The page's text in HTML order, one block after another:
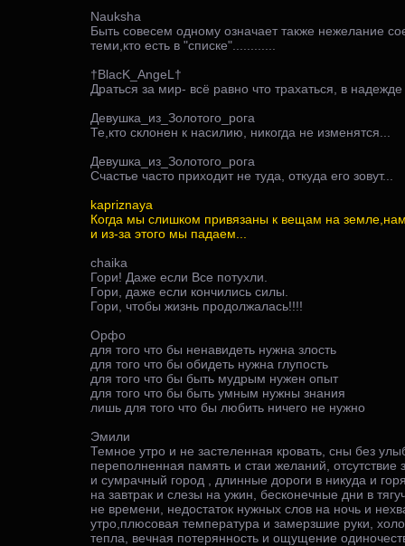
Nauksha
Быть совесем одному означает также нежелание
теми,кто есть в "списке"............
†BlacK_AngeL†
Драться за мир- всё равно что трахаться, в
Девушка_из_Золотого_рога
Те,кто склонен к насилию, никогда не изменятся...
Девушка_из_Золотого_рога
Счастье часто приходит не туда, откуда его зовут...
kapriznaya
Когда мы слишком привязаны к вещам на
и из-за этого мы падаем...
chaika
Гори! Даже если Все потухли.
Гори, даже если кончились силы.
Гори, чтобы жизнь продолжалась!!!!
Орфо
для того что бы ненавидеть нужна злость
для того что бы обидеть нужна глупость
для того что бы быть мудрым нужен опыт
для того что бы быть умным нужны знания
лишь для того что бы любить ничего не нужно
Эмили
Темное утро и не застеленная кровать, сны без
переполненная память и стаи желаний, отсутствие
и сумрачный город , длинные дороги в никуда и
на завтрак и слезы на ужин, бесконечные дни в
не времени, недостаток нужных слов на ночь и
утро,плюсовая температура и замерзшие руки,
тепла, вечная потерянность и ощущение